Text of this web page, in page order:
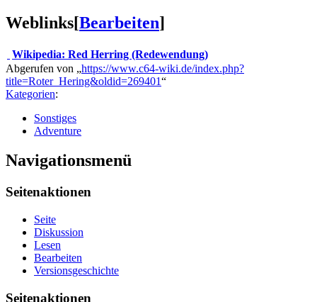
Weblinks[Bearbeiten]
Wikipedia: Red Herring (Redewendung)
Abgerufen von „https://www.c64-wiki.de/index.php?
title=Roter_Hering&oldid=269401“
Kategorien:
Sonstiges
Adventure
Navigationsmenü
Seitenaktionen
Seite
Diskussion
Lesen
Bearbeiten
Versionsgeschichte
Seitenaktionen